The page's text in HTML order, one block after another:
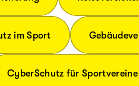
im Sport
CyberSchutz für Sportvereine